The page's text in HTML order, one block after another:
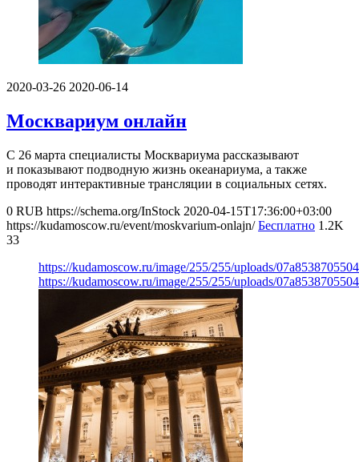
2020-03-26 2020-06-14
Москвариум онлайн
С 26 марта специалисты Москвариума рассказывают
и показывают подводную жизнь океанариума, а также
проводят интерактивные трансляции в социальных сетях.
0 RUB https://schema.org/InStock 2020-04-15T17:36:00+03:00
https://kudamoscow.ru/event/moskvarium-onlajn/ Бесплатно 1.2K
33
https://kudamoscow.ru/image/255/255/uploads/
https://kudamoscow.ru/image/255/255/uploads/